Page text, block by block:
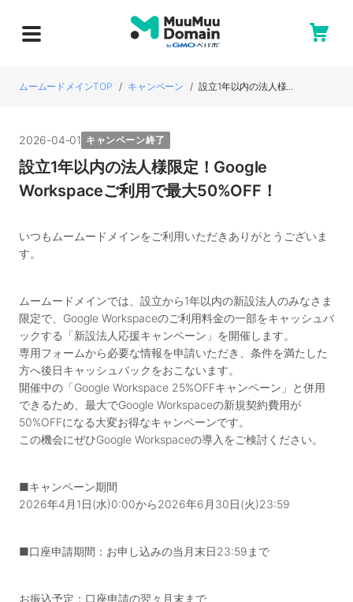
ムームードメインTOP キャンペーン 設立1年以内の法人様...
2026-04-01 キャンペーン終了
設立1年以内の法人様限定！Google
Workspaceご利用で最大50%OFF！
いつもムームードメインをご利用いただきありがとうございま
す。
ムームードメインでは、設立から1年以内の新設法人のみなさま
限定で、Google Workspaceのご利用料金の一部をキャッシュバ
ックする「新設法人応援キャンペーン」を開催します。
専用フォームから必要な情報を申請いただき、条件を満たした
方へ後日キャッシュバックをおこないます。
開催中の「Google Workspace 25%OFFキャンペーン」と併用
できるため、最大でGoogle Workspaceの新規契約費用が
50%OFFになる大変お得なキャンペーンです。
この機会にぜひGoogle Workspaceの導入をご検討ください。
■キャンペーン期間
2026年4月1日(水)0:00から2026年6月30日(火)23:59
■口座申請期間：お申し込みの当月末日23:59まで
お振込予定：口座申請の翌々月末まで